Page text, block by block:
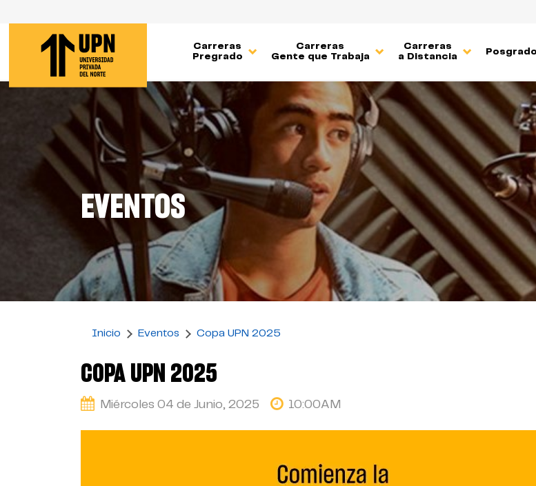
contenido
principal
Carreras
Pregrado
Carreras
Gente que Trabaja
Carreras
a Distancia
Posgrado
EVENTOS
Inicio Eventos Copa UPN 2025
COPA UPN 2025
Miércoles 04 de Junio, 2025 10:00AM